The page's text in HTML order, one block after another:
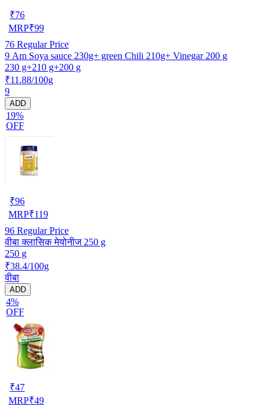
₹76
MRP₹99
76 Regular Price
9 Am Soya sauce 230g+ green Chili 210g+ Vinegar 200 g
230 g+210 g+200 g
₹11.88/100g
9
ADD
19%
OFF
₹96
MRP₹119
96 Regular Price
वीबा क्लासिक मेयोनीज 250 g
250 g
₹38.4/100g
वीबा
ADD
4%
OFF
₹47
MRP₹49